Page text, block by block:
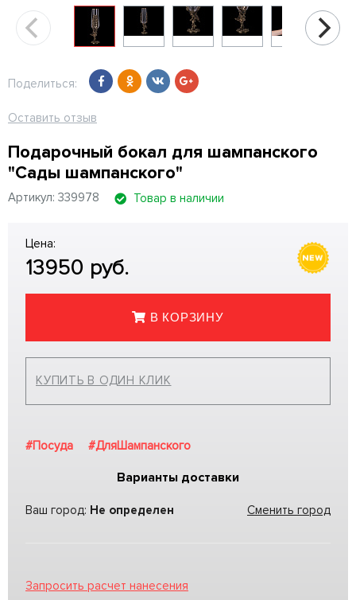
Поделиться:
Оставить отзыв
Подарочный бокал для шампанского
"Сады шампанского"
Артикул: 339978 Товар в наличии
Цена:
13950 руб.
В КОРЗИНУ
КУПИТЬ В ОДИН КЛИК
#Посуда #ДляШампанского
Варианты доставки
Ваш город: Не определен Сменить город
Запросить расчет нанесения